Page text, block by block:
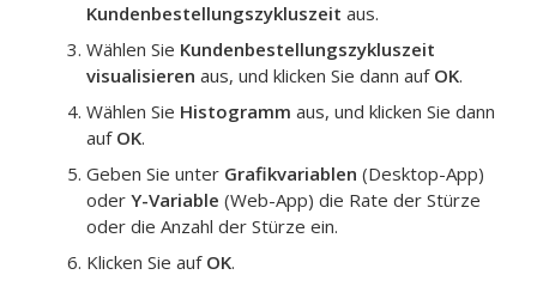
Kundenbestellungszykluszeit aus.
Wählen Sie Kundenbestellungszykluszeit
visualisieren aus, und klicken Sie dann auf OK.
Wählen Sie Histogramm aus, und klicken Sie dann
auf OK.
Geben Sie unter Grafikvariablen (Desktop-App)
oder Y-Variable (Web-App) die Rate der Stürze
oder die Anzahl der Stürze ein.
Klicken Sie auf OK.